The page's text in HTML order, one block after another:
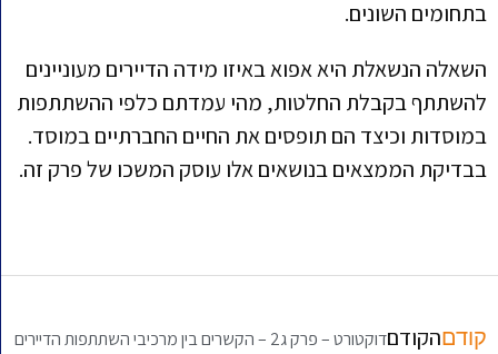
בתחומים השונים.
השאלה הנשאלת היא אפוא באיזו מידה הדיירים מעוניינים
להשתתף בקבלת החלטות, מהי עמדתם כלפי ההשתתפות
במוסדות וכיצד הם תופסים את החיים החברתיים במוסד.
בבדיקת הממצאים בנושאים אלו עוסק המשכו של פרק זה.
קודםהקודם
דוקטורט – פרק ג2 – הקשרים בין מרכיבי השתתפות הדיירים